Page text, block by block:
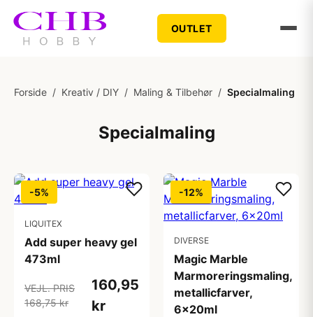
OUTLET
Forside / Kreativ / DIY / Maling & Tilbehør / Specialmaling
Specialmaling
-5%
LIQUITEX
Add super heavy gel
473ml
VEJL. PRIS
168,75 kr
160,95
kr
-12%
DIVERSE
Magic Marble
Marmoreringsmaling,
metallicfarver,
6x20ml